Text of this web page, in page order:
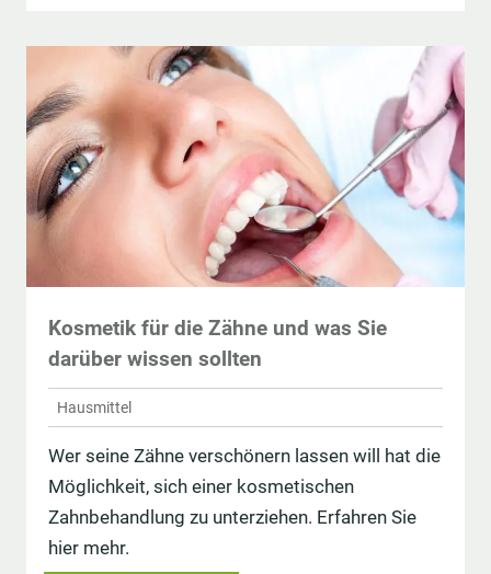
Kosmetik für die Zähne und was Sie
darüber wissen sollten
Hausmittel
Wer seine Zähne verschönern lassen will hat die
Möglichkeit, sich einer kosmetischen
Zahnbehandlung zu unterziehen. Erfahren Sie
hier mehr.